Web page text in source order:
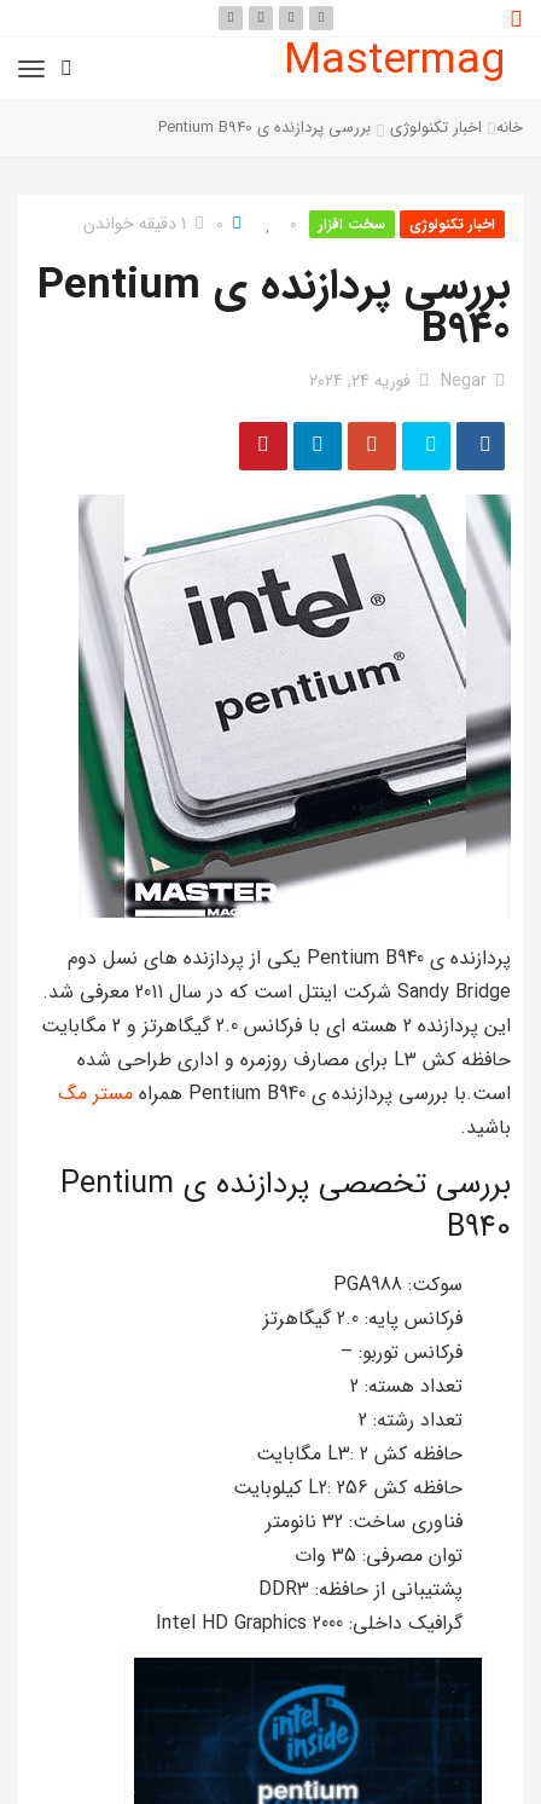
Mastermag
خانه اخبار تکنولوژی بررسی پردازنده ی Pentium B940
اخبار تکنولوژی سخت افزار 0
0 1 دقیقه خواندن
بررسی پردازنده ی Pentium
B940
Negar فوریه 24, 2024
پردازنده ی Pentium B940 یکی از پردازنده های نسل دوم
Sandy Bridge شرکت اینتل است که در سال 2011 معرفی شد.
این پردازنده 2 هسته ای با فرکانس 2.0 گیگاهرتز و 2 مگابایت
حافظه کش L3 برای مصارف روزمره و اداری طراحی شده
است.با بررسی پردازنده ی Pentium B940 همراه
مستر مگ
باشید.
بررسی تخصصی پردازنده ی Pentium
B940
سوکت: PGA988
فرکانس پایه: 2.0 گیگاهرتز
فرکانس توربو: –
تعداد هسته: 2
تعداد رشته: 2
حافظه کش L3: 2 مگابایت
حافظه کش L2: 256 کیلوبایت
فناوری ساخت: 32 نانومتر
توان مصرفی: 35 وات
پشتیبانی از حافظه: DDR3
گرافیک داخلی: Intel HD Graphics 2000